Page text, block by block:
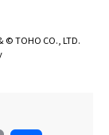
© TOHO CO., LTD.